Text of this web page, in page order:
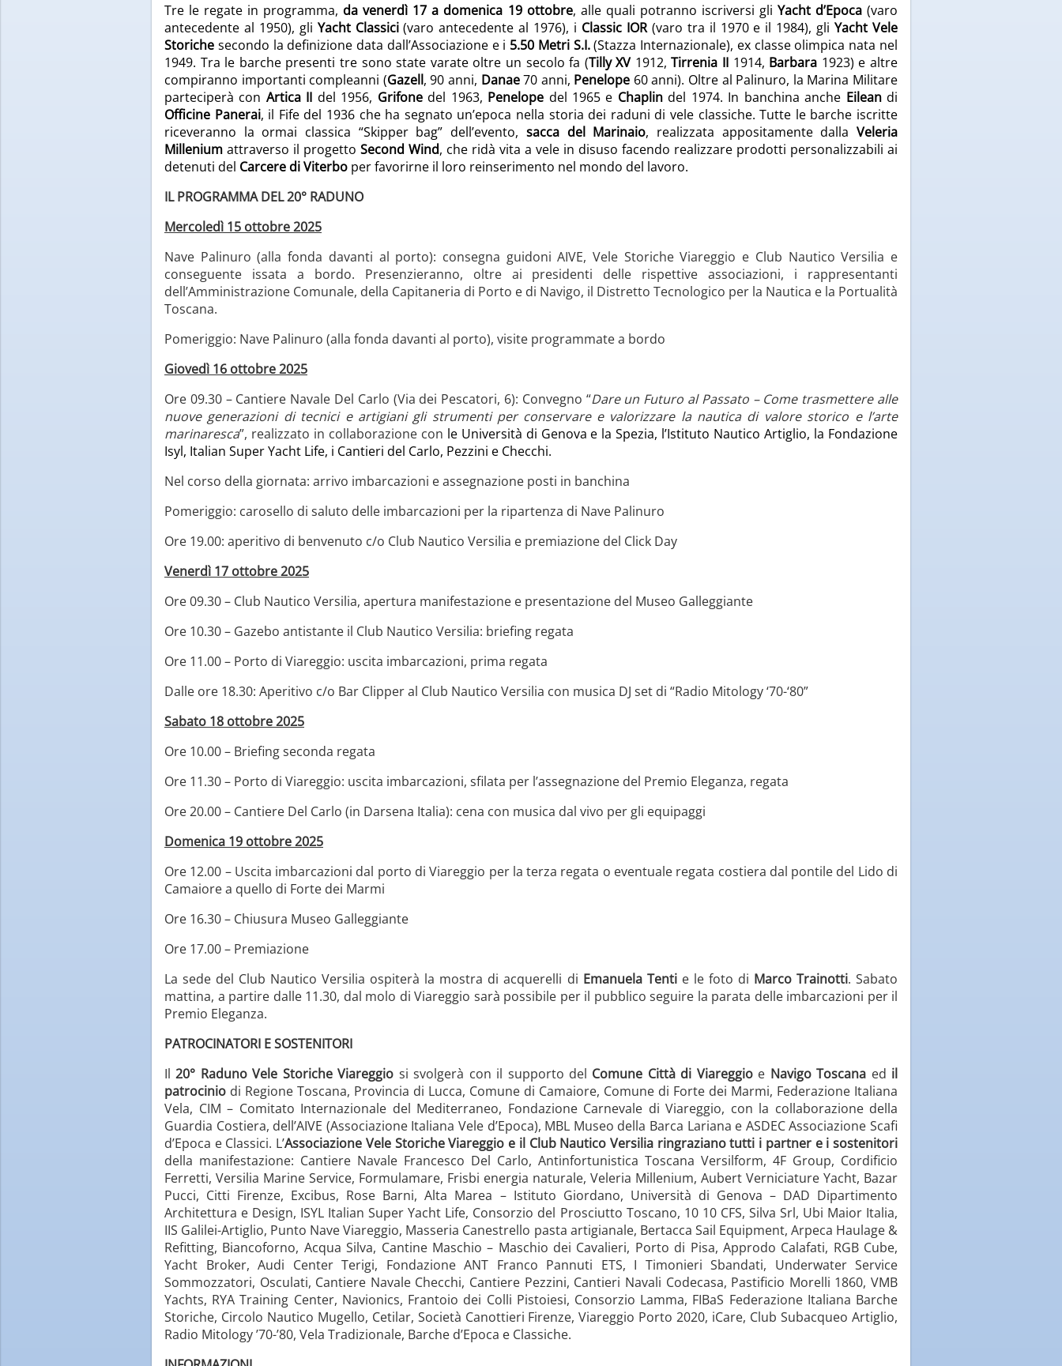
Tre le regate in programma, da venerdì 17 a domenica 19 ottobre, alle quali potranno iscriversi gli Yacht d’Epoca(varo
antecedente al 1950), gli Yacht Classici(varo antecedente al 1976), i Classic IOR(varo tra il 1970 e il 1984), gliYacht Vele
Storiche secondo la definizione data dall’Associazione e i 5.50 Metri S.I.(Stazza Internazionale), ex classe olimpica nata nel
1949. Tra le barche presenti tre sono state varate oltre un secolo fa (Tilly XV1912,Tirrenia II 1914, Barbara 1923) e altre
compiranno importanti compleanni (Gazell, 90 anni, Danae70 anni, Penelope 60 anni). Oltre al Palinuro, la Marina Militare
parteciperà con Artica II del 1956, Grifonedel 1963, Penelope del 1965 e Chaplindel 1974. In banchina anche Eileandi
Officine Panerai, il Fife del 1936 che ha segnato un’epoca nella storia dei raduni di vele classiche. Tutte le barche iscritte
riceveranno la ormai classica “Skipper bag” dell’evento, sacca del Marinaio, realizzata appositamente dallaVeleria
Millenium attraverso il progetto Second Wind, che ridà vita a vele in disuso facendo realizzare prodotti personalizzabili ai
detenuti del Carcere di Viterbo per favorirne il loro reinserimento nel mondo del lavoro.
IL PROGRAMMA DEL 20° RADUNO
Mercoledì 15 ottobre 2025
Nave Palinuro (alla fonda davanti al porto): consegna guidoni AIVE, Vele Storiche Viareggio e Club Nautico Versilia e
conseguente issata a bordo. Presenzieranno, oltre ai presidenti delle rispettive associazioni, i rappresentanti
dell’Amministrazione Comunale, della Capitaneria di Porto e di Navigo, il Distretto Tecnologico per la Nautica e la Portualità
Toscana.
Pomeriggio: Nave Palinuro (alla fonda davanti al porto), visite programmate a bordo
Giovedì 16 ottobre 2025
Ore 09.30 – Cantiere Navale Del Carlo (Via dei Pescatori, 6): Convegno “Dare un Futuro al Passato – Come trasmettere alle
nuove generazioni di tecnici e artigiani gli strumenti per conservare e valorizzare la nautica di valore storico e l’arte
marinaresca”, realizzato in collaborazione con le Università di Genova e la Spezia, l’Istituto Nautico Artiglio, la Fondazione
Isyl, Italian Super Yacht Life, i Cantieri del Carlo, Pezzini e Checchi.
Nel corso della giornata: arrivo imbarcazioni e assegnazione posti in banchina
Pomeriggio: carosello di saluto delle imbarcazioni per la ripartenza di Nave Palinuro
Ore 19.00: aperitivo di benvenuto c/o Club Nautico Versilia e premiazione del Click Day
Venerdì 17 ottobre 2025
Ore 09.30 – Club Nautico Versilia, apertura manifestazione e presentazione del Museo Galleggiante
Ore 10.30 – Gazebo antistante il Club Nautico Versilia: briefing regata
Ore 11.00 – Porto di Viareggio: uscita imbarcazioni, prima regata
Dalle ore 18.30: Aperitivo c/o Bar Clipper al Club Nautico Versilia con musica DJ set di “Radio Mitology ‘70-‘80”
Sabato 18 ottobre 2025
Ore 10.00 – Briefing seconda regata
Ore 11.30 – Porto di Viareggio: uscita imbarcazioni, sfilata per l’assegnazione del Premio Eleganza, regata
Ore 20.00 – Cantiere Del Carlo (in Darsena Italia): cena con musica dal vivo per gli equipaggi
Domenica 19 ottobre 2025
Ore 12.00 – Uscita imbarcazioni dal porto di Viareggio per la terza regata o eventuale regata costiera dal pontile del Lido di
Camaiore a quello di Forte dei Marmi
Ore 16.30 – Chiusura Museo Galleggiante
Ore 17.00 – Premiazione
La sede del Club Nautico Versilia ospiterà la mostra di acquerelli di Emanuela Tentie le foto di Marco Trainotti. Sabato
mattina, a partire dalle 11.30, dal molo di Viareggio sarà possibile per il pubblico seguire la parata delle imbarcazioni per il
Premio Eleganza.
PATROCINATORI E SOSTENITORI
Il20° Raduno Vele Storiche Viareggio si svolgerà con il supporto del Comune Città di Viareggioe Navigo Toscana ed il
patrocinio di Regione Toscana, Provincia di Lucca, Comune di Camaiore, Comune di Forte dei Marmi, Federazione Italiana
Vela, CIM – Comitato Internazionale del Mediterraneo, Fondazione Carnevale di Viareggio, con la collaborazione della
Guardia Costiera, dell’AIVE (Associazione Italiana Vele d’Epoca), MBL Museo della Barca Lariana e ASDEC Associazione Scafi
d’Epoca e Classici. L’Associazione Vele Storiche Viareggio e il Club Nautico Versilia ringraziano tutti i partner e i sostenitori
della manifestazione: Cantiere Navale Francesco Del Carlo, Antinfortunistica Toscana Versilform, 4F Group, Cordificio
Ferretti, Versilia Marine Service, Formulamare, Frisbi energia naturale, Veleria Millenium, Aubert Verniciature Yacht, Bazar
Pucci, Citti Firenze, Excibus, Rose Barni, Alta Marea – Istituto Giordano, Università di Genova – DAD Dipartimento
Architettura e Design, ISYL Italian Super Yacht Life, Consorzio del Prosciutto Toscano, 10 10 CFS, Silva Srl, Ubi Maior Italia,
IIS Galilei-Artiglio, Punto Nave Viareggio, Masseria Canestrello pasta artigianale, Bertacca Sail Equipment, Arpeca Haulage &
Refitting, Biancoforno, Acqua Silva, Cantine Maschio – Maschio dei Cavalieri, Porto di Pisa, Approdo Calafati, RGB Cube,
Yacht Broker, Audi Center Terigi, Fondazione ANT Franco Pannuti ETS, I Timonieri Sbandati, Underwater Service
Sommozzatori, Osculati, Cantiere Navale Checchi, Cantiere Pezzini, Cantieri Navali Codecasa, Pastificio Morelli 1860, VMB
Yachts, RYA Training Center, Navionics, Frantoio dei Colli Pistoiesi, Consorzio Lamma, FIBaS Federazione Italiana Barche
Storiche, Circolo Nautico Mugello, Cetilar, Società Canottieri Firenze, Viareggio Porto 2020, iCare, Club Subacqueo Artiglio,
Radio Mitology ’70-’80, Vela Tradizionale, Barche d’Epoca e Classiche.